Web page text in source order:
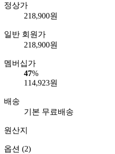
정상가
218,900원
일반 회원가
218,900원
멤버십가
47%
114,923원
배송
기본 무료배송
원산지
옵션 (2)